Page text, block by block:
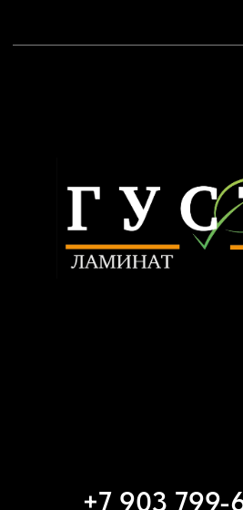
Политика конфиденциальности
www.trunilinnikita.ru